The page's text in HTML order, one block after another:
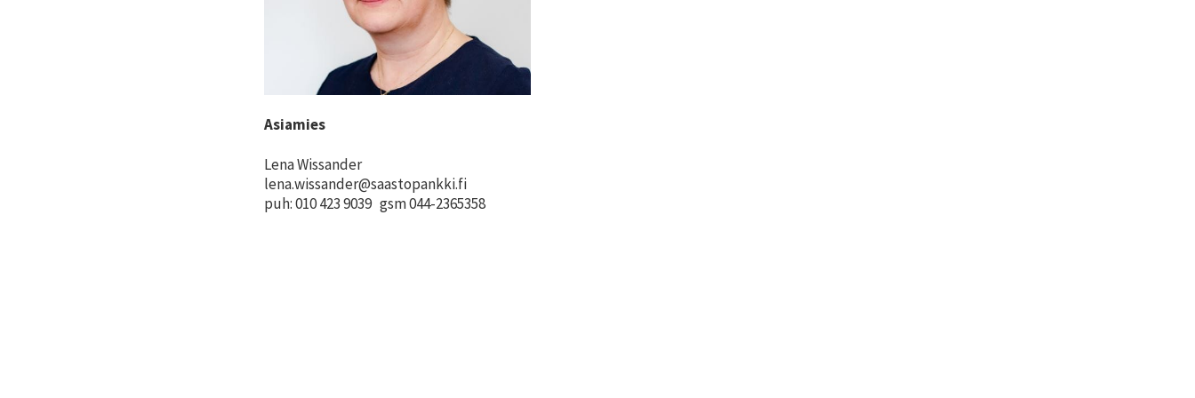
Asiamies
Lena Wissander
lena.wissander@saastopankki.fi
puh: 010 423 9039 gsm 044-2365358